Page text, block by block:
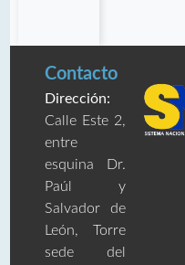
Contacto
Dirección:
Calle Este 2,
entre
esquina Dr.
Paúl y
Salvador de
León, Torre
sede del